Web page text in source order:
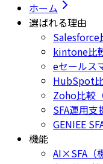
ホーム
選ばれる理由
Salesforce
kintone比
eセールス
HubSpot比
Zoho比較
SFA運用
GENIEE
機能
AI×SFA（